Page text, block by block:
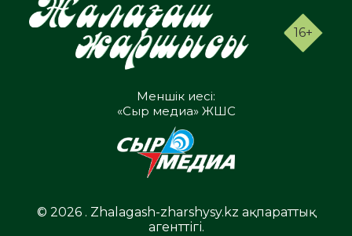
16+
Меншік иесі:
«Сыр медиа» ЖШС
© 2026 . Zhalagash-zharshysy.kz ақпараттық
агенттігі.